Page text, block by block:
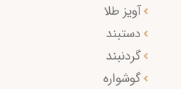
آویز طلا
دستبند
گردنبند
گوشواره